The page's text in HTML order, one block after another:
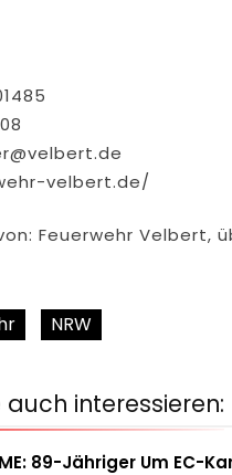
velbert.de/
Feuerwehr Velbert,
NRW
auch interessieren:
89-Jähriger Um EC-